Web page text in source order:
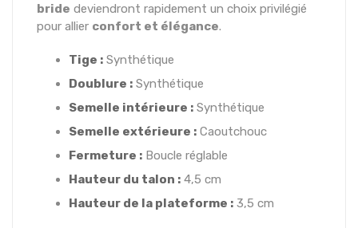
bride deviendront rapidement un choix privilégié
pour allier confort et élégance.
Tige : Synthétique
Doublure : Synthétique
Semelle intérieure : Synthétique
Semelle extérieure : Caoutchouc
Fermeture : Boucle réglable
Hauteur du talon : 4,5 cm
Hauteur de la plateforme : 3,5 cm